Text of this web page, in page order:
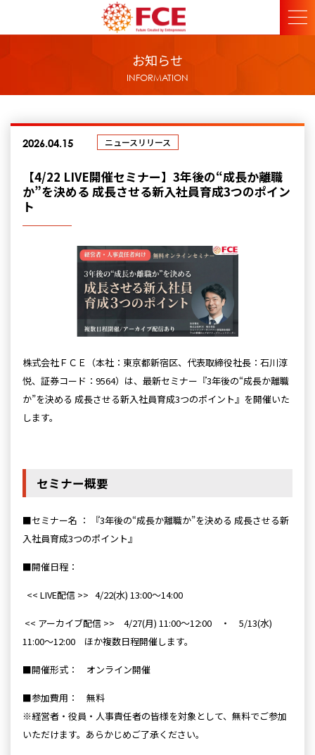
お知らせ
INFORMATION
2026.04.15 ニュースリリース
【4/22 LIVE開催セミナー】3年後の“成長か離職
か”を決める 成長させる新入社員育成3つのポイン
ト
株式会社ＦＣＥ （本社：東京都新宿区、代表取締役社長：石川淳
悦、証券コード：9564）は、最新セミナー『3年後の“成長か離職
か”を決める 成長させる新入社員育成3つのポイント』 を開催いた
します。
セミナー概要
■セミナー名 ：
『3年後の“成長か離職か”を決める 成長させる新
入社員育成3つのポイント』
■開催日程：
<< LIVE配信 >> 4/22(水) 13:00～14:00
<< アーカイブ配信 >> 4/27(月) 11:00～12:00 ・ 5/13(水)
11:00～12:00 ほか複数日程開催します。
■開催形式： オンライン開催
■参加費用： 無料
※経営者・役員・人事責任者の皆様を対象として、無料でご参加
いただけます。あらかじめご了承ください。